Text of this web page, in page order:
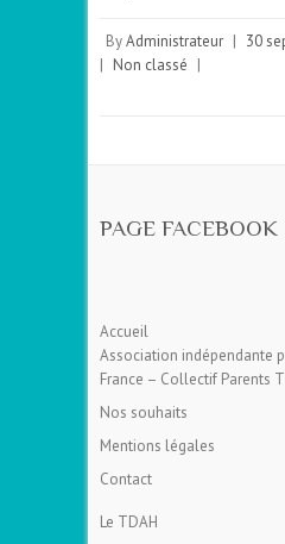
ByAdministrateur
30
Non classé
PAGE FACEBOOK
Accueil
Association indépendante
France – Collectif Parents
Nos souhaits
Mentions légales
Contact
Le TDAH